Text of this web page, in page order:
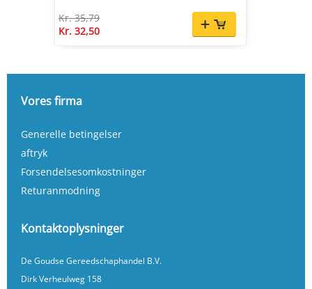
Kr. 35,79
Kr. 32,50
Vores firma
Generelle betingelser
aftryk
Forsendelsesomkostninger
Returanmodning
Kontaktoplysninger
De Goudse Gereedschaphandel B.V.
Dirk Verheulweg 158